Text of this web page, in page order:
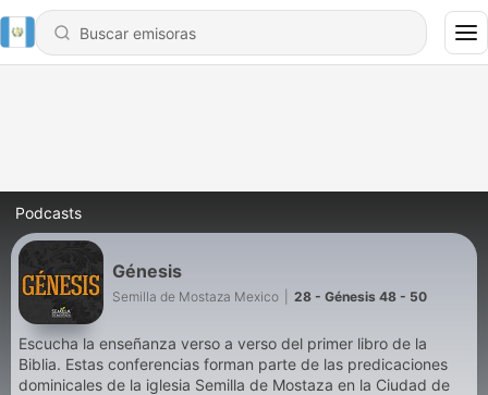
Podcasts
Génesis
Semilla de Mostaza Mexico 28 - Génesis 48 - 50
Escucha la enseñanza verso a verso del primer libro de la
Biblia. Estas conferencias forman parte de las predicaciones
dominicales de la iglesia Semilla de Mostaza en la Ciudad de